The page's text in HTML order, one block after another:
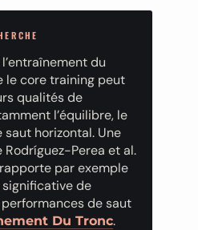
du
le core training peut
qualités de
l’équilibre, le
horizontal. Une
Perea et al.
par exemple
de
de saut
Du Tronc.